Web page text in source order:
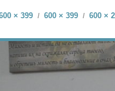
× 399 / 600 × 399 / 600 ×